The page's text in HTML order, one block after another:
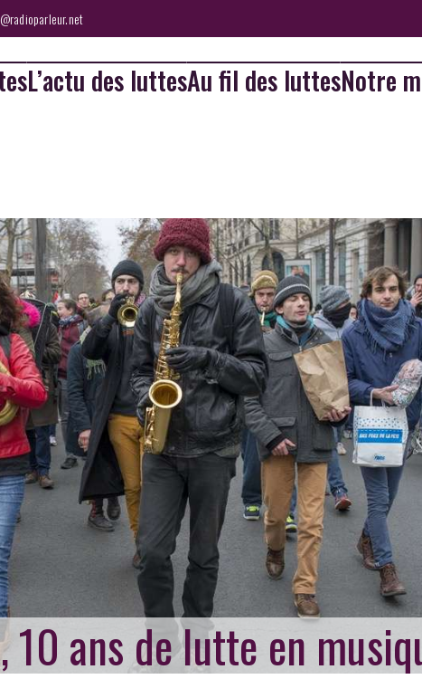
L’actu des luttesAu fil des luttesNotre
10 ans de lutte en